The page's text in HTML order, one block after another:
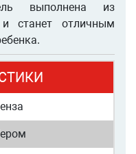
выполнена из
и станет отличным